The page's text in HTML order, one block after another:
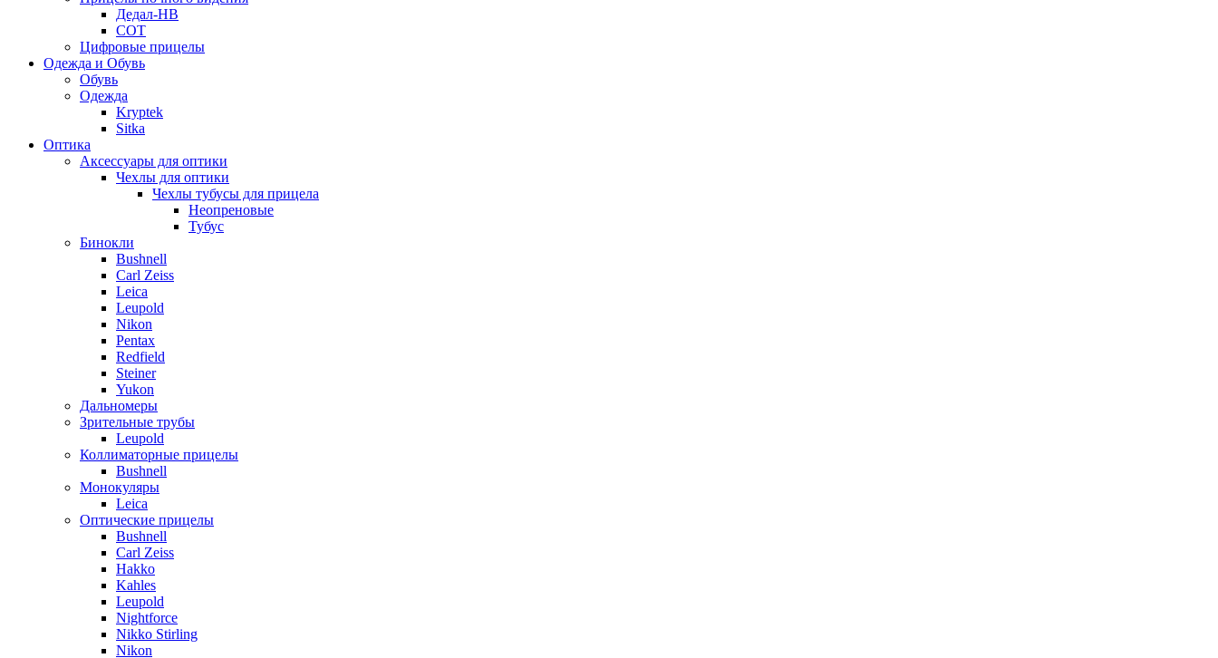
Дедал-НВ
СОТ
Цифровые прицелы
Одежда и Обувь
Обувь
Одежда
Kryptek
Sitka
Оптика
Аксессуары для оптики
Чехлы для оптики
Чехлы тубусы для прицела
Неопреновые
Тубус
Бинокли
Bushnell
Carl Zeiss
Leica
Leupold
Nikon
Pentax
Redfield
Steiner
Yukon
Дальномеры
Зрительные трубы
Leupold
Коллиматорные прицелы
Bushnell
Монокуляры
Leica
Оптические прицелы
Bushnell
Carl Zeiss
Hakko
Kahles
Leupold
Nightforce
Nikko Stirling
Nikon